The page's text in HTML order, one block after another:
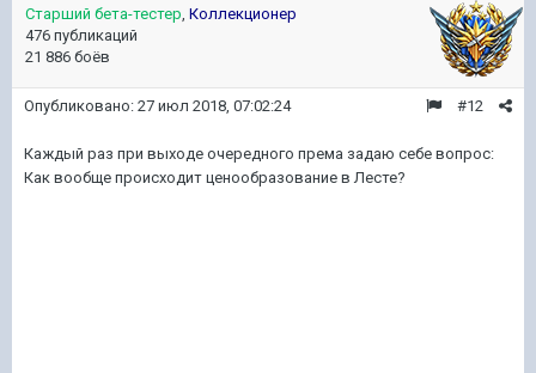
Старший бета-тестер Коллекционер
476 публикаций
21 886 боёв
#12
Опубликовано: 27 июл 2018, 07:02:24
Каждый раз при выходе очередного према задаю себе вопрос:
Как вообще происходит ценообразование в Лесте?